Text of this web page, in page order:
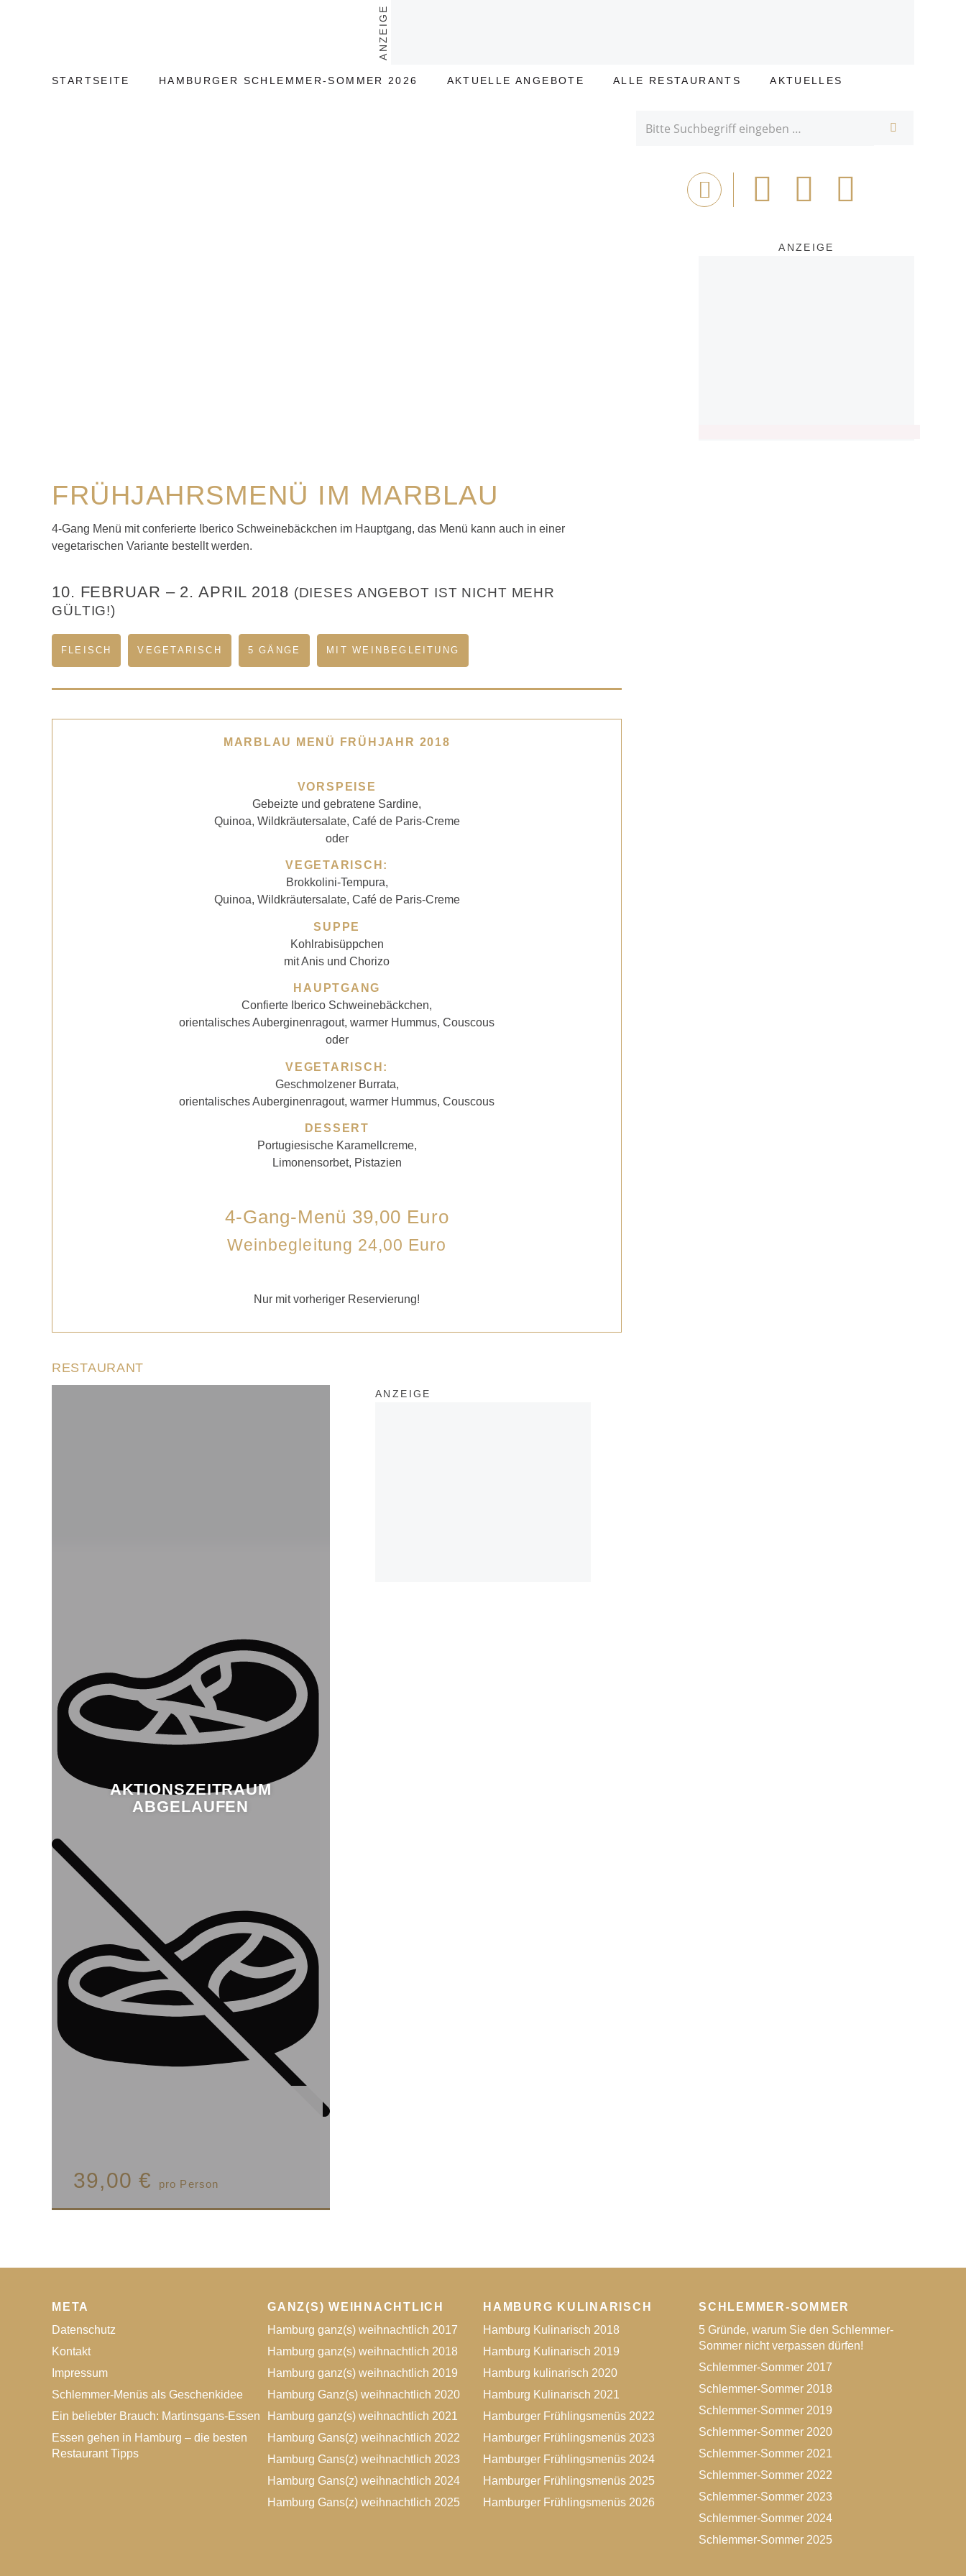
ANZEIGE
STARTSEITE HAMBURGER SCHLEMMER-SOMMER 2026 AKTUELLE ANGEBOTE ALLE RESTAURANTS AKTUELLES
FRÜHJAHRSMENÜ IM MARBLAU
4-Gang Menü mit conferierte Iberico Schweinebäckchen im Hauptgang, das Menü kann auch in einer
vegetarischen Variante bestellt werden.
10. FEBRUAR – 2. APRIL 2018 (DIESES ANGEBOT IST NICHT MEHR
GÜLTIG!)
FLEISCH VEGETARISCH 5 GÄNGE MIT WEINBEGLEITUNG
MARBLAU MENÜ FRÜHJAHR 2018
VORSPEISE
Gebeizte und gebratene Sardine,
Quinoa, Wildkräutersalate, Café de Paris-Creme
oder
VEGETARISCH:
Brokkolini-Tempura,
Quinoa, Wildkräutersalate, Café de Paris-Creme
SUPPE
Kohlrabisüppchen
mit Anis und Chorizo
HAUPTGANG
Confierte Iberico Schweinebäckchen,
orientalisches Auberginenragout, warmer Hummus, Couscous
oder
VEGETARISCH:
Geschmolzener Burrata,
orientalisches Auberginenragout, warmer Hummus, Couscous
DESSERT
Portugiesische Karamellcreme,
Limonensorbet, Pistazien
4-Gang-Menü 39,00 Euro
Weinbegleitung 24,00 Euro
Nur mit vorheriger Reservierung!
RESTAURANT
39,00 € pro Person
AKTIONSZEITRAUM
ABGELAUFEN
ANZEIGE
Drucken
Bei
Facebook
teilen
Tweet
ANZEIGE
META
Datenschutz
Kontakt
Impressum
Schlemmer-Menüs als Geschenkidee
Ein beliebter Brauch: Martinsgans-Essen
Essen gehen in Hamburg – die besten
Restaurant Tipps
GANZ(S) WEIHNACHTLICH
Hamburg ganz(s) weihnachtlich 2017
Hamburg ganz(s) weihnachtlich 2018
Hamburg ganz(s) weihnachtlich 2019
Hamburg Ganz(s) weihnachtlich 2020
Hamburg ganz(s) weihnachtlich 2021
Hamburg Gans(z) weihnachtlich 2022
Hamburg Gans(z) weihnachtlich 2023
Hamburg Gans(z) weihnachtlich 2024
Hamburg Gans(z) weihnachtlich 2025
HAMBURG KULINARISCH
Hamburg Kulinarisch 2018
Hamburg Kulinarisch 2019
Hamburg kulinarisch 2020
Hamburg Kulinarisch 2021
Hamburger Frühlingsmenüs 2022
Hamburger Frühlingsmenüs 2023
Hamburger Frühlingsmenüs 2024
Hamburger Frühlingsmenüs 2025
Hamburger Frühlingsmenüs 2026
SCHLEMMER-SOMMER
5 Gründe, warum Sie den Schlemmer-
Sommer nicht verpassen dürfen!
Schlemmer-Sommer 2017
Schlemmer-Sommer 2018
Schlemmer-Sommer 2019
Schlemmer-Sommer 2020
Schlemmer-Sommer 2021
Schlemmer-Sommer 2022
Schlemmer-Sommer 2023
Schlemmer-Sommer 2024
Schlemmer-Sommer 2025